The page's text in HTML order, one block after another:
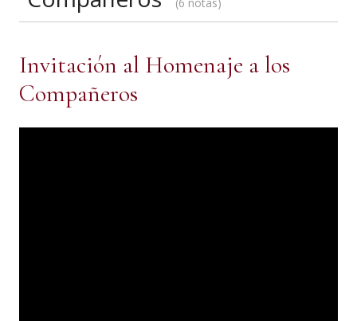
Invitación al Homenaje a los
Compañeros